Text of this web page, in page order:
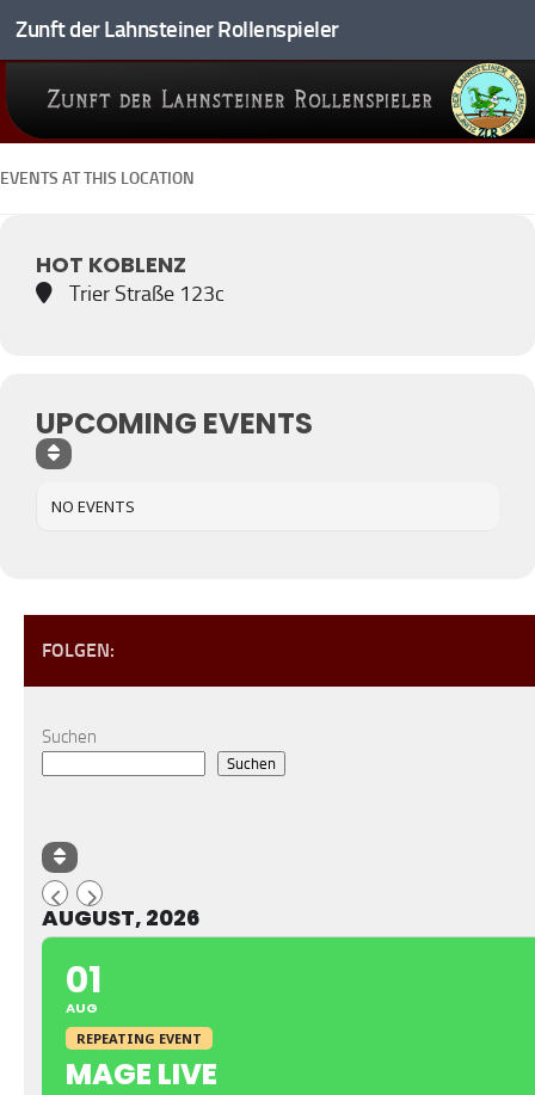
Zum Inhalt springen
Zunft der Lahnsteiner Rollenspieler
EVENTS AT THIS LOCATION
HOT KOBLENZ
Trier Straße 123c
UPCOMING EVENTS
NO EVENTS
FOLGEN:
Suchen
Suchen
AUGUST, 2026
01
AUG
REPEATING EVENT
MAGE LIVE